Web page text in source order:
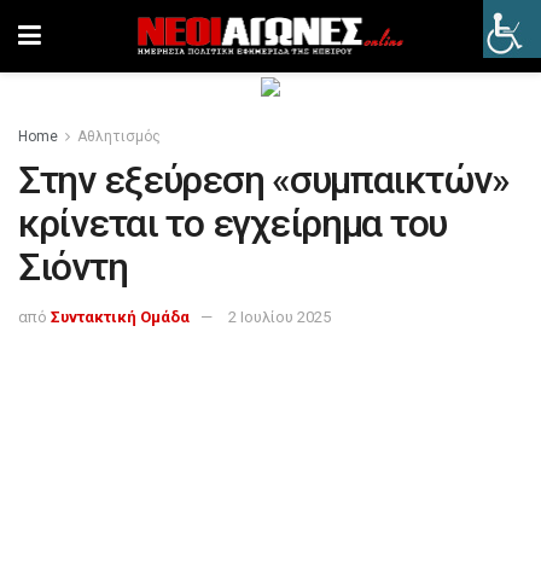
Home Αθλητισμός
Στην εξεύρεση «συμπαικτών»
κρίνεται το εγχείρημα του
Σιόντη
από Συντακτική Ομάδα 2 Ιουλίου 2025